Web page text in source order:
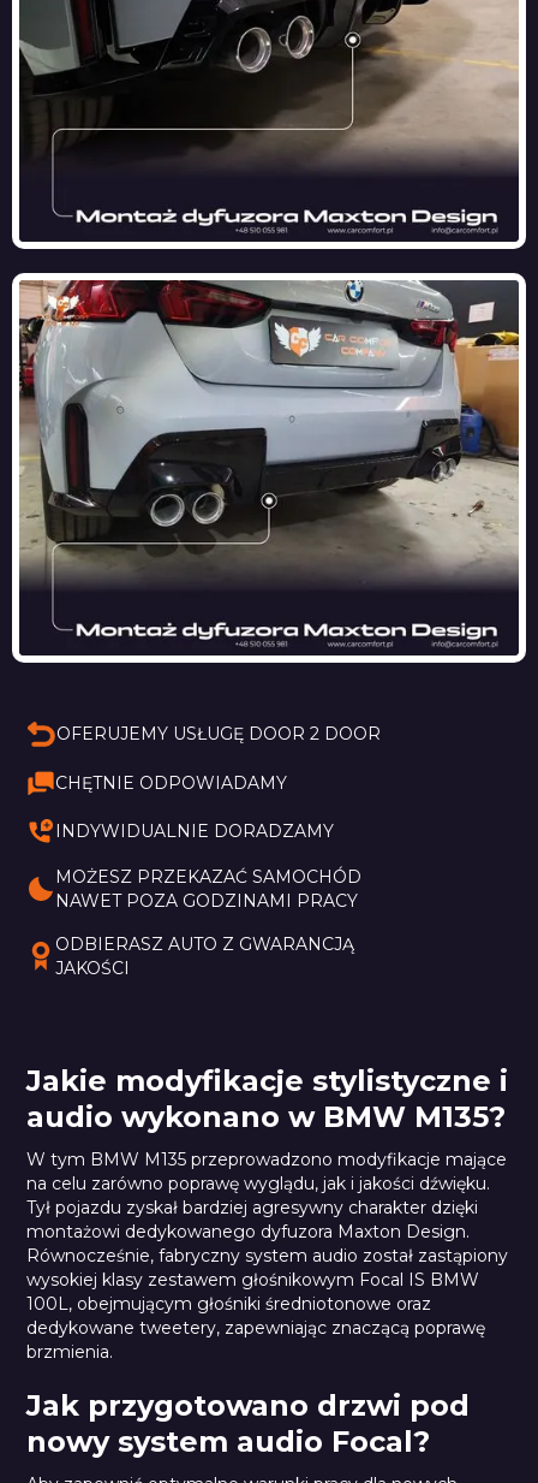
OFERUJEMY USŁUGĘ DOOR 2 DOOR
CHĘTNIE ODPOWIADAMY
INDYWIDUALNIE DORADZAMY
MOŻESZ PRZEKAZAĆ SAMOCHÓD
NAWET POZA GODZINAMI PRACY
ODBIERASZ AUTO Z GWARANCJĄ
JAKOŚCI
Jakie modyfikacje stylistyczne i
audio wykonano w BMW M135?
W tym BMW M135 przeprowadzono modyfikacje mające
na celu zarówno poprawę wyglądu, jak i jakości dźwięku.
Tył pojazdu zyskał bardziej agresywny charakter dzięki
montażowi dedykowanego dyfuzora Maxton Design.
Równocześnie, fabryczny system audio został zastąpiony
wysokiej klasy zestawem głośnikowym Focal IS BMW
100L, obejmującym głośniki średniotonowe oraz
dedykowane tweetery, zapewniając znaczącą poprawę
brzmienia.
Jak przygotowano drzwi pod
nowy system audio Focal?